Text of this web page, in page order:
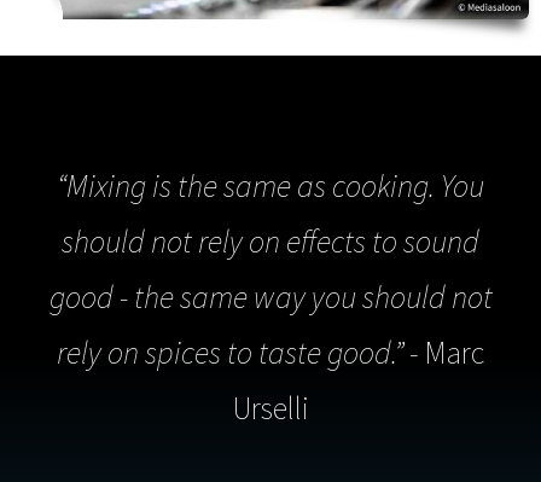
“Mixing is the same as cooking. You
should not rely on effects to sound
good - the same way you should not
rely on spices to taste good.”- Marc
Urselli